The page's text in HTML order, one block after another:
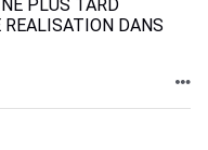
PLUS TARD
DANS